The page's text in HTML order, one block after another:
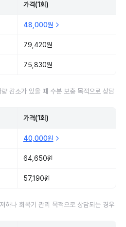
가격(1회)
48,000원
79,420원
75,830원
감소가 있을 때 수분 보충 목적으로 상담
가격(1회)
40,000원
64,650원
57,190원
하나 회복기 관리 목적으로 상담되는 경우